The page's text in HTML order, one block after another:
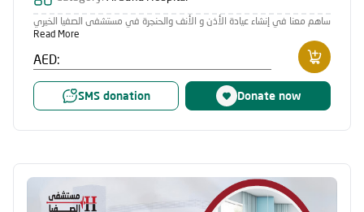
ساهم معنا في إنشاء عيادة الأذن و الأنف والحنجرة في مستشفى الصفيا الخيري
Read More
AED:
SMS donation Donate now